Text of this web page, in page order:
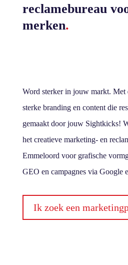
reclamebureau
merken.
Word sterker in jouw markt. Met
sterke branding en content die
gemaakt door jouw Sightkicks!
het creatieve marketing- en
Emmeloord voor grafische
GEO en campagnes via Google
Ik zoek een